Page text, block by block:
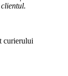
curierului